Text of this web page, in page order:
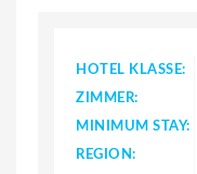
HOTEL KLASSE:
ZIMMER:
MINIMUM STAY:
REGION: